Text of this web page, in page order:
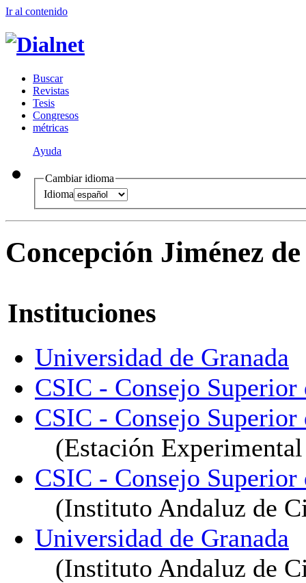
Ir al contenido
Buscar
Revistas
Tesis
Congresos
métricas
Ayuda
Cambiar idioma
Idioma
Concepción Jiménez
Instituciones
Universidad de Granada
CSIC - Consejo
CSIC - Consejo
(Estación
CSIC - Consejo
(Instituto Andaluz de
Universidad de Granada
(Instituto Andaluz de